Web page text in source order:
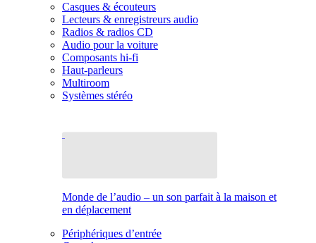
Casques & écouteurs
Lecteurs & enregistreurs audio
Radios & radios CD
Audio pour la voiture
Composants hi-fi
Haut-parleurs
Multiroom
Systèmes stéréo
Monde de l’audio – un son parfait à la maison et
en déplacement
Périphériques d’entrée